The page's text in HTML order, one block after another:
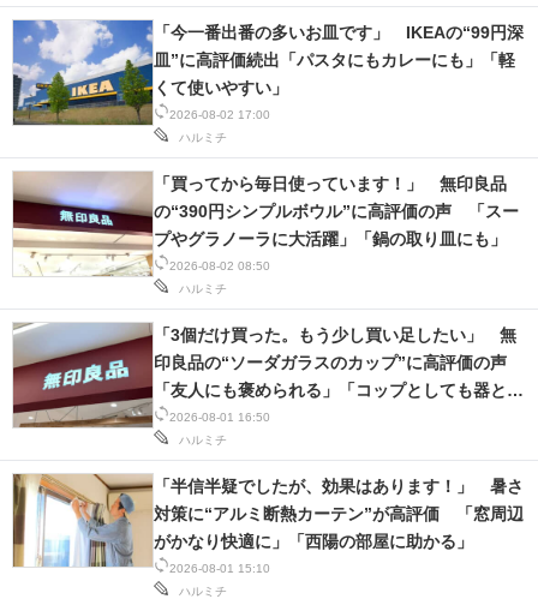
2026-08-02 17:00
ハルミチ
「今一番出番の多いお皿です」 IKEAの“99円深
皿”に高評価続出「パスタにもカレーにも」「軽
くて使いやすい」
2026-08-02 08:50
ハルミチ
「買ってから毎日使っています！」 無印良品
の“390円シンプルボウル”に高評価の声 「スー
プやグラノーラに大活躍」「鍋の取り皿にも」
2026-08-01 16:50
ハルミチ
「3個だけ買った。もう少し買い足したい」 無
印良品の“ソーダガラスのカップ”に高評価の声
「友人にも褒められる」「コップとしても器とし
ても使えて重宝」
2026-08-01 15:10
ハルミチ
「半信半疑でしたが、効果はあります！」 暑さ
対策に“アルミ断熱カーテン”が高評価 「窓周辺
がかなり快適に」「西陽の部屋に助かる」